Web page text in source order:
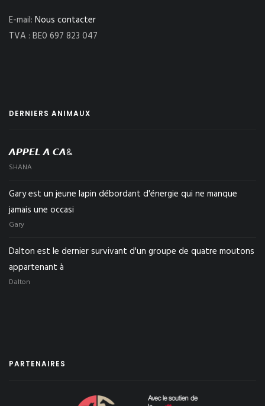
E-mail: Nous contacter
TVA : BE0 697 823 047
DERNIERS ANIMAUX
𝘼𝙋𝙋𝙀𝙇 𝘼 𝘾𝘼&
SHANA
Gary est un jeune lapin débordant d'énergie qui ne manque
jamais une occasi
Gary
Dalton est le dernier survivant d'un groupe de quatre moutons
appartenant à
Dalton
PARTENAIRES